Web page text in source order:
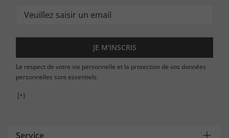
JE M'INSCRIS
Le respect de votre vie personnelle et la protection de vos données
personnelles sont essentiels.
[+]
Service